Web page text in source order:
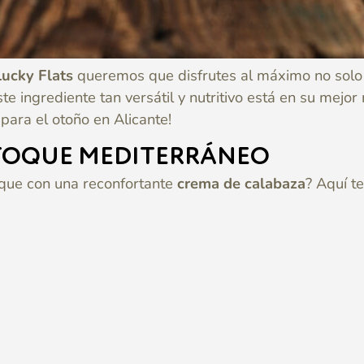
Flats queremos que disfrutes al máximo no
ingrediente tan versátil y nutritivo está en su
el otoño en Alicante!
MEDITERRÁNEO
con una reconfortante crema de calabaza? Aquí